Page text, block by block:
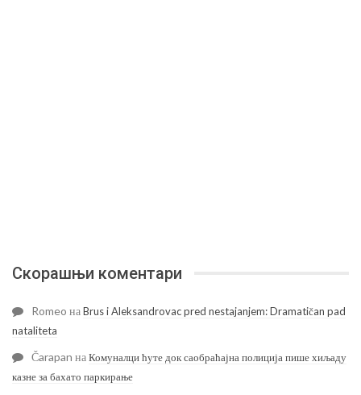
Скорашњи коментари
Romeo наBrus i Aleksandrovac pred nestajanjem: Dramatičan pad
nataliteta
Čarapan наКомуналци ћуте док саобраћајна полиција пише хиљаду
казне за бахато паркирање